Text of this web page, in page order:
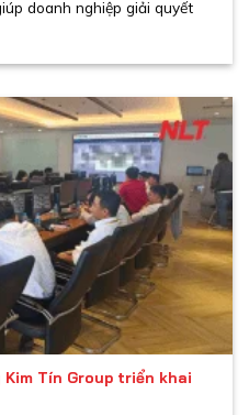
doanh nghiệp giải quyết
Kim Tín Group triển khai